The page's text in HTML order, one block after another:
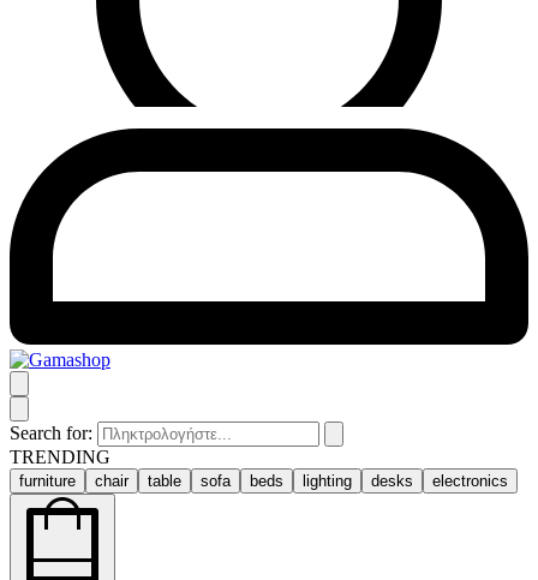
Search for:
TRENDING
furniture chair table sofa beds lighting desks electronics